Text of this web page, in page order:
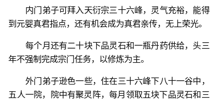
内门弟子可拜入天衍宗三十六峰，灵气充裕，能得
到元婴真君指点，还有机会成为真君亲传，无上荣光。
每个月还有二十块下品灵石和一瓶丹药供给，头三
年不强制完成宗门任务，以修炼为主。
外门弟子逊色一些，住在三十六峰下八十一谷中，
五人一院，院中有聚灵阵，每月领取五块下品灵石和三